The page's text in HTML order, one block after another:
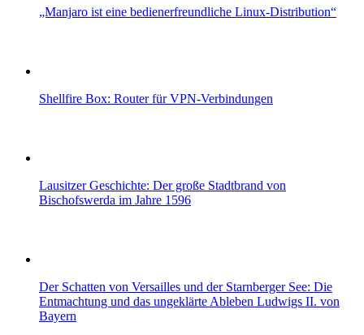
„Manjaro ist eine bedienerfreundliche Linux-Distribution“
Shellfire Box: Router für VPN-Verbindungen
Lausitzer Geschichte: Der große Stadtbrand von
Bischofswerda im Jahre 1596
Der Schatten von Versailles und der Starnberger See: Die
Entmachtung und das ungeklärte Ableben Ludwigs II. von
Bayern